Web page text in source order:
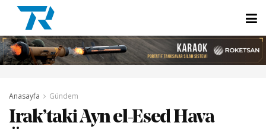
Anasayfa Gündem
Irak’taki Ayn el-Esed Hava